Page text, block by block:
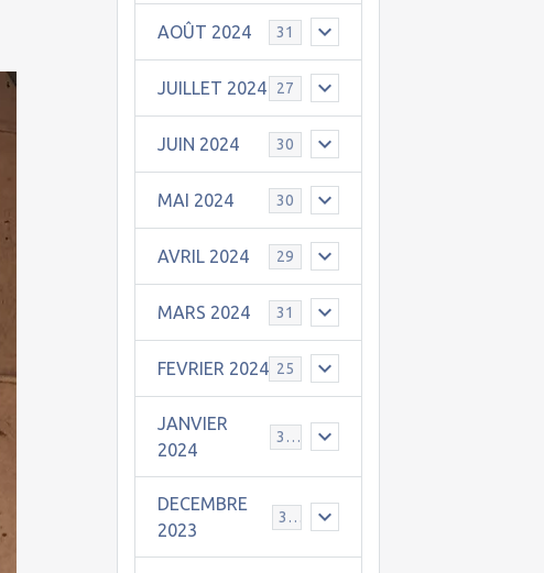
AOÛT 2024 31
JUILLET 2024 27
JUIN 2024 30
MAI 2024 30
AVRIL 2024 29
MARS 2024 31
FEVRIER 2024 25
JANVIER
2024
30
DECEMBRE
2023
31